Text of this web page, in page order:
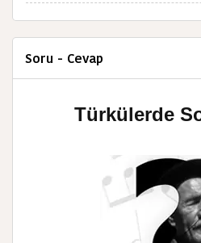
Soru - Cevap
Türkülerde